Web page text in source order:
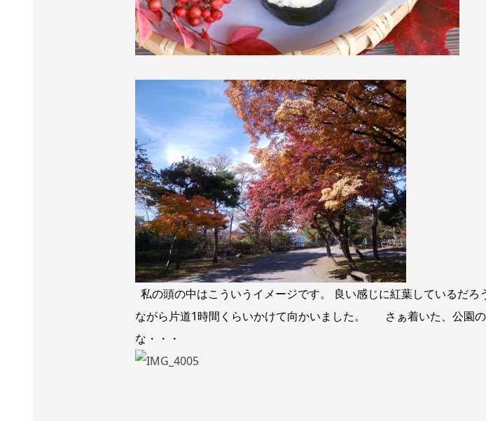
私の頭の中はこういうイメージです。 良い感じに紅葉しているだろ
ながら片道1時間くらいかけて向かいました。 さぁ着いた、公園
な・・・